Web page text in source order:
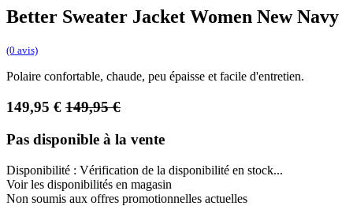
Better Sweater Jacket Women New Navy
(0 avis)
Polaire confortable, chaude, peu épaisse et facile d'entretien.
149,95 € 149,95€
Pas disponible à la vente
Disponibilité : Vérification de la disponibilité en stock...
Voir les disponibilités en magasin
Non soumis aux offres promotionnelles actuelles